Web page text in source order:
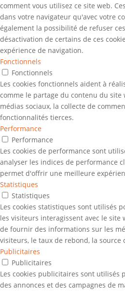
comment vous utilisez ce site web.
dans votre navigateur qu'avec votre
également la possibilité de refuser
désactivation de certains de ces
expérience de navigation.
Fonctionnels
Fonctionnels
Les cookies fonctionnels aident à
comme le partage du contenu du site
médias sociaux, la collecte de
fonctionnalités tierces.
Performance
Performance
Les cookies de performance sont
analyser les indices de performance
permet d'offrir une meilleure
Statistiques
Statistiques
Les cookies statistiques sont utilisés
les visiteurs interagissent avec le site
de fournir des informations sur les
visiteurs, le taux de rebond, la source
Publicitaires
Publicitaires
Les cookies publicitaires sont utilisés
des annonces et des campagnes de